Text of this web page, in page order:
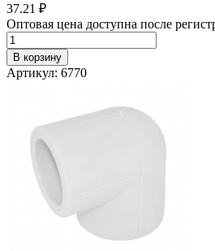
37.21 ₽
Оптовая цена доступна после
В корзину
Артикул: 6770